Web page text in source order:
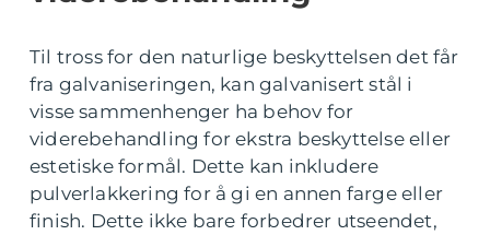
Til tross for den naturlige beskyttelsen det får
fra galvaniseringen, kan galvanisert stål i
visse sammenhenger ha behov for
viderebehandling for ekstra beskyttelse eller
estetiske formål. Dette kan inkludere
pulverlakkering for å gi en annen farge eller
finish. Dette ikke bare forbedrer utseendet,